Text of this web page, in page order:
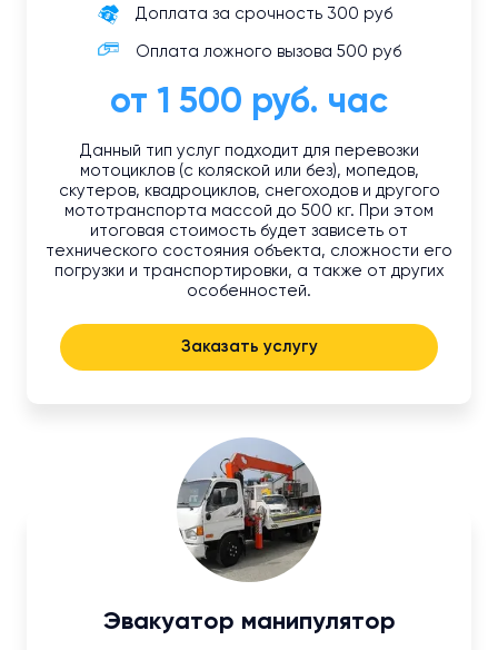
Доплата за срочность 300 руб
Оплата ложного вызова 500 руб
от 1 500 руб. час
Данный тип услуг подходит для перевозки
мотоциклов (с коляской или без), мопедов,
скутеров, квадроциклов, снегоходов и другого
мототранспорта массой до 500 кг. При этом
итоговая стоимость будет зависеть от
технического состояния объекта, сложности его
погрузки и транспортировки, а также от других
особенностей.
Заказать услугу
Эвакуатор манипулятор